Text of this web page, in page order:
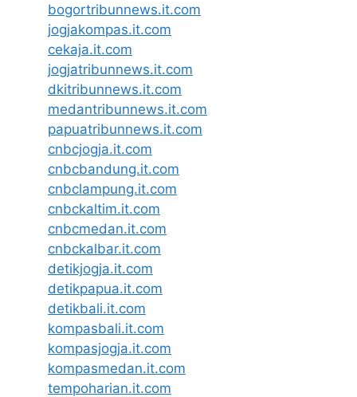
bogortribunnews.it.com
jogjakompas.it.com
cekaja.it.com
jogjatribunnews.it.com
dkitribunnews.it.com
medantribunnews.it.com
papuatribunnews.it.com
cnbcjogja.it.com
cnbcbandung.it.com
cnbclampung.it.com
cnbckaltim.it.com
cnbcmedan.it.com
cnbckalbar.it.com
detikjogja.it.com
detikpapua.it.com
detikbali.it.com
kompasbali.it.com
kompasjogja.it.com
kompasmedan.it.com
tempoharian.it.com